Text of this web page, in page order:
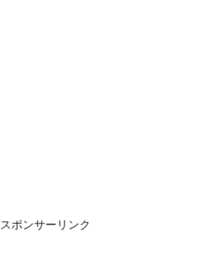
スポンサーリンク